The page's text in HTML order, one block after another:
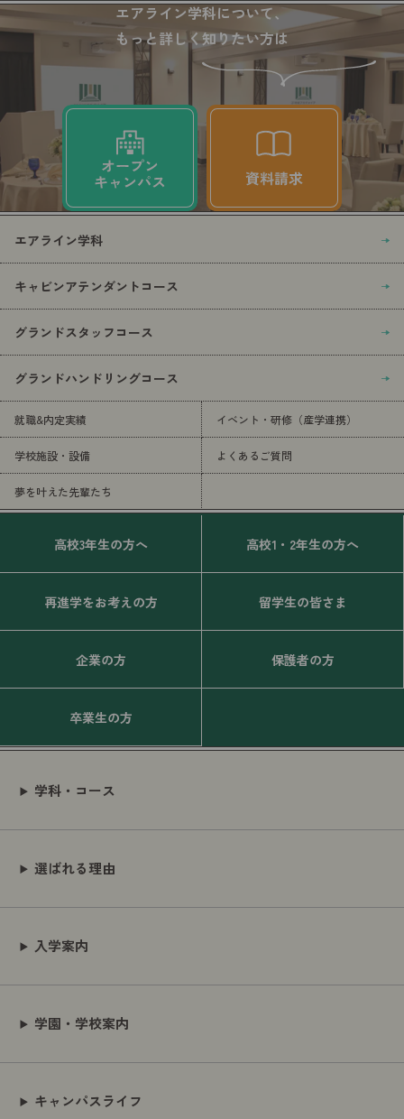
エアライン学科について、
もっと詳しく知りたい方は
エアライン学科
キャビンアテンダントコース
グランドスタッフコース
グランドハンドリングコース
就職&内定実績 イベント・研修（産学連携）
学校施設・設備 よくあるご質問
夢を叶えた先輩たち
高校3年生の方へ 高校1・2年生の方へ
再進学をお考えの方 留学生の皆さま
企業の方 保護者の方
卒業生の方
学科・コース
選ばれる理由
入学案内
学園・学校案内
キャンパスライフ